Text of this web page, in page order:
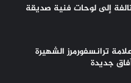
إلى لوحات فنية صديقة
ترانسفورمرز الشهيرة
آفاق جديدة